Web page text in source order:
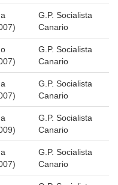
G.P. Socialista
Canario
G.P. Socialista
Canario
G.P. Socialista
Canario
G.P. Socialista
Canario
G.P. Socialista
Canario